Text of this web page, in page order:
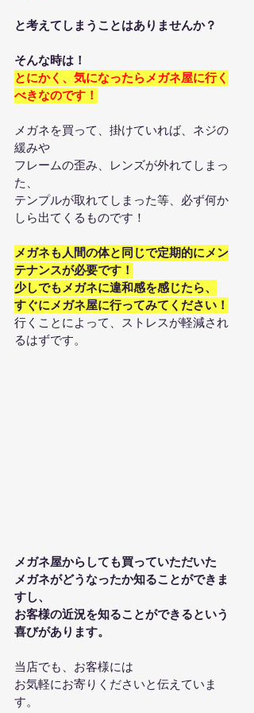
と考えてしまうことはありませんか？
そんな時は！
とにかく、気になったらメガネ屋に行く
べきなのです！
メガネを買って、掛けていれば、ネジの
緩みや
フレームの歪み、レンズが外れてしまっ
た、
テンプルが取れてしまった等、必ず何か
しら出てくるものです！
メガネも人間の体と同じで定期的にメン
テナンスが必要です！
少しでもメガネに違和感を感じたら、
すぐにメガネ屋に行ってみてください！
行くことによって、ストレスが軽減され
るはずです。
メガネ屋からしても買っていただいた
メガネがどうなったか知ることができま
すし、
お客様の近況を知ることができるという
喜びがあります。
当店でも、お客様には
お気軽にお寄りくださいと伝えていま
す。